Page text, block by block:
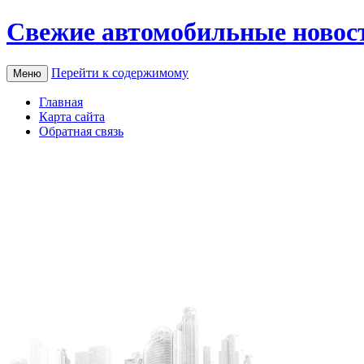
Свежие автомобильные
Меню Перейти к содержимому
Главная
Карта сайта
Обратная связь